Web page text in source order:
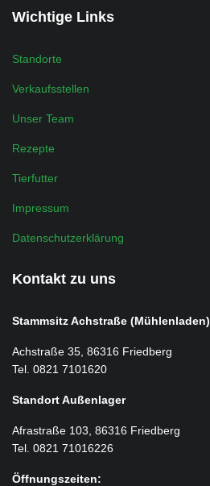
Wichtige Links
Standorte
Verkaufsstellen
Unser Team
Rezepte
Tierfutter
Impressum
Datenschutzerklärung
Kontakt zu uns
Stammsitz Achstraße (Mühlenladen)
Achstraße 35, 86316 Friedberg
Tel. 0821 7101620
Standort Außenlager
Afrastraße 103, 86316 Friedberg
Tel. 0821 71016226
Öffnungszeiten: